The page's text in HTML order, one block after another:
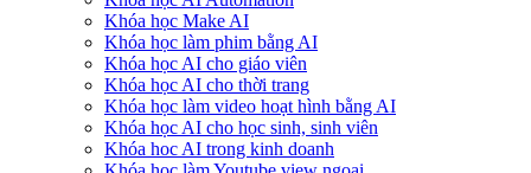
Khóa học Make AI
Khóa học làm phim bằng AI
Khóa học AI cho giáo viên
Khóa học AI cho thời trang
Khóa học làm video hoạt hình bằng AI
Khóa học AI cho học sinh, sinh viên
Khóa hoc AI trong kinh doanh